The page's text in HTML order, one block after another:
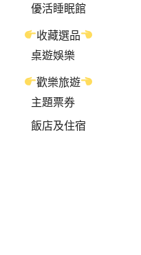
優活睡眠館
收藏選品
桌遊娛樂
歡樂旅遊
主題票券
飯店及住宿